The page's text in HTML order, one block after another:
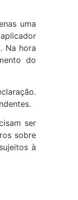
uma
Na hora
do
ser
sobre
à